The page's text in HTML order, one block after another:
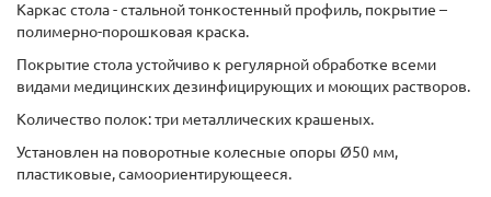
Каркас стола - стальной тонкостенный профиль, покрытие –
полимерно-порошковая краска.
Покрытие стола устойчиво к регулярной обработке всеми
видами медицинских дезинфицирующих и моющих растворов.
Количество полок: три металлических крашеных.
Установлен на поворотные колесные опоры Ø50 мм,
пластиковые, самоориентирующееся.